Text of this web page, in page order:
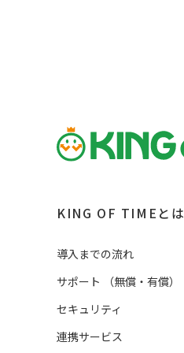
KING OF TIMEとは
導入までの流れ
サポート
（無償・有償）
セキュリティ
連携サービス